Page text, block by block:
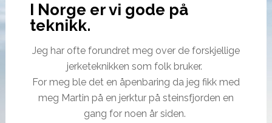
I Norge er vi gode på
teknikk.
Jeg har ofte forundret meg over de forskjellige
jerketeknikken som folk bruker.
For meg ble det en åpenbaring da jeg fikk med
meg Martin på en jerktur på steinsfjorden en
gang for noen år siden.